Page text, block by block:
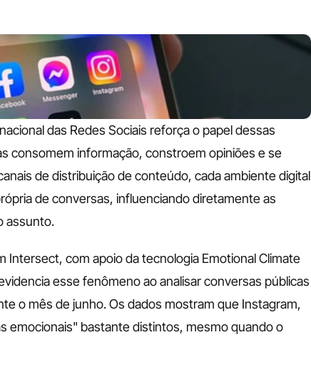
das Redes Sociais reforça o papel dessas
consomem informação, constroem opiniões e se
de distribuição de conteúdo, cada ambiente digital
de conversas, influenciando diretamente as
assunto.
Intersect, com apoio da tecnologia Emotional Climate
esse fenômeno ao analisar conversas públicas
o mês de junho. Os dados mostram que Instagram,
emocionais" bastante distintos, mesmo quando o